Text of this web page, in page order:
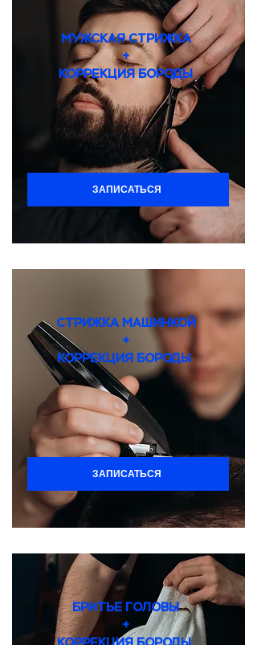
МУЖСКАЯ СТРИЖКА
+
КОРРЕКЦИЯ БОРОДЫ
ЗАПИСАТЬСЯ
СТРИЖКА МАШИНКОЙ
+
КОРРЕКЦИЯ БОРОДЫ
ЗАПИСАТЬСЯ
БРИТЬЕ ГОЛОВЫ
+